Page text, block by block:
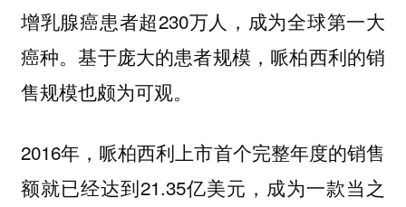
增乳腺癌患者超230万人，成为全球第一大
癌种。基于庞大的患者规模，哌柏西利的销
售规模也颇为可观。
2016年，哌柏西利上市首个完整年度的销售
额就已经达到21.35亿美元，成为一款当之